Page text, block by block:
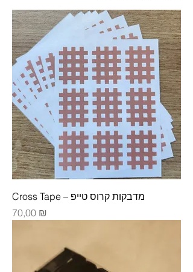
Cross Tape – מדבקות קרוס טייפ
Цена
70,00 ₪